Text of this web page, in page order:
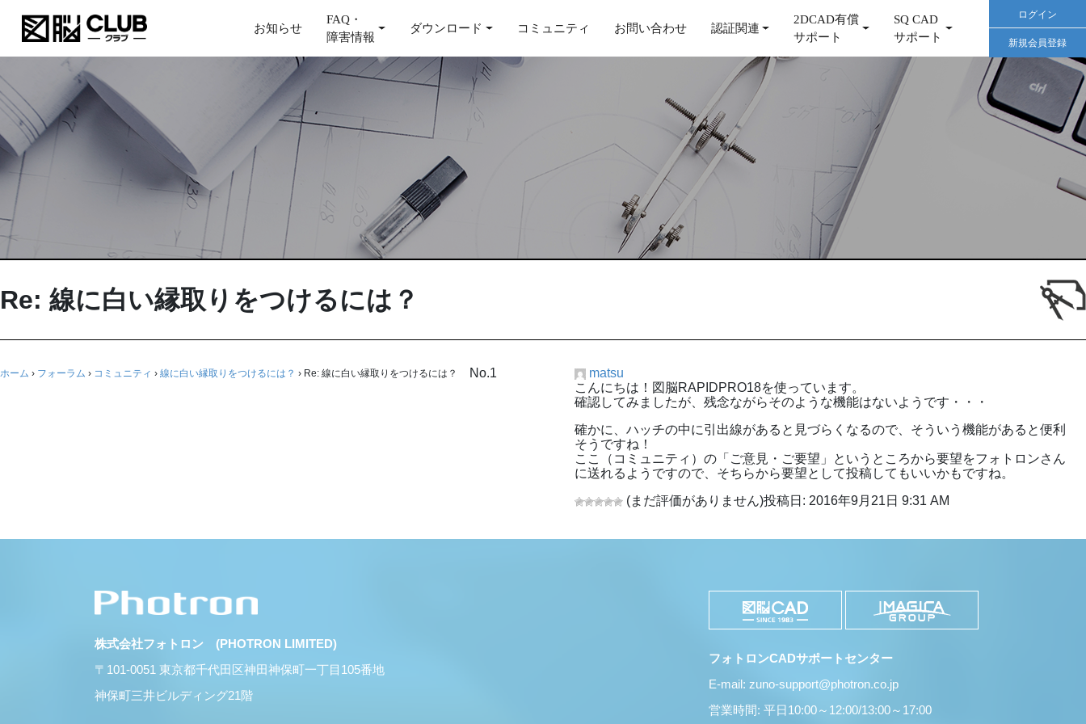
お知らせ
FAQ・
障害情報
ダウンロード コミュニティ お問い合わせ 認証関連
2DCAD有償
サポート
SQ CAD
サポート
ログイン
新規会員登録
Re: 線に白い縁取りをつけるには？
ホーム › フォーラム › コミュニティ › 線に白い縁取りをつけるには？ › Re: 線に白い縁取りをつけるには？ No.1
matsu
こんにちは！図脳RAPIDPRO18を使っています。
確認してみましたが、残念ながらそのような機能はないようです・・・
確かに、ハッチの中に引出線があると見づらくなるので、そういう機能があると便利
そうですね！
ここ（コミュニティ）の「ご意見・ご要望」というところから要望をフォトロンさん
に送れるようですので、そちらから要望として投稿してもいいかもですね。
(まだ評価がありません)投稿日: 2016年9月21日 9:31 AM
株式会社フォトロン (PHOTRON LIMITED)
〒101-0051 東京都千代田区神田神保町一丁目105番地
神保町三井ビルディング21階
フォトロンCADサポートセンター
E-mail: zuno-support@photron.co.jp
営業時間: 平日10:00～12:00/13:00～17:00